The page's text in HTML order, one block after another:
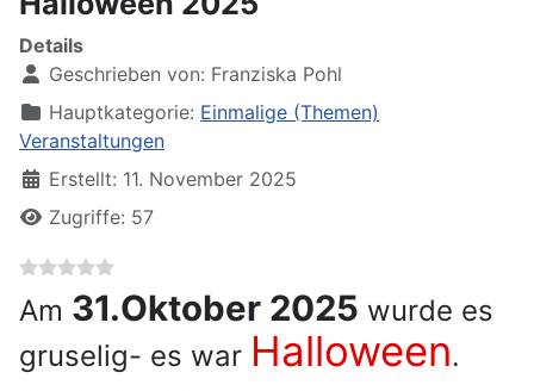
Details
Geschrieben von: Franziska Pohl
Hauptkategorie: Einmalige (Themen)
Veranstaltungen
Erstellt: 11. November 2025
Zugriffe: 57
Am 31.Oktober 2025 wurde es
gruselig- es war Halloween.